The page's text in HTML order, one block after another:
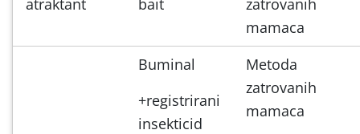
mamaca
Buminal
+registrirani
insekticid
Metoda
zatrovanih
mamaca